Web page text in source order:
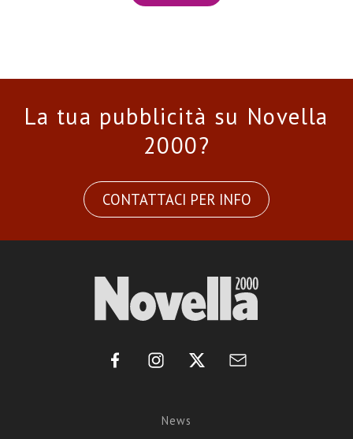
La tua pubblicità su Novella
2000?
CONTATTACI PER INFO
News